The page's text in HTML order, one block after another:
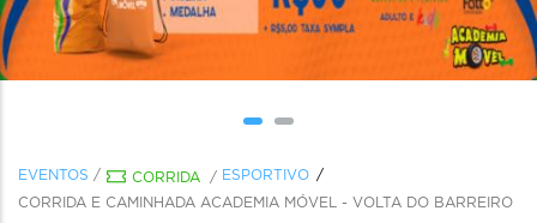
EVENTOS / CORRIDA / ESPORTIVO
CORRIDA E CAMINHADA ACADEMIA MÓVEL - VOLTA DO BARREIRO